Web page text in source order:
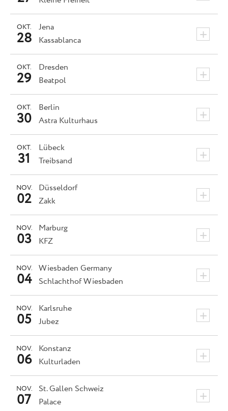
Jena +
OKT.
28 Kassablanca
Dresden +
OKT.
29 Beatpol
Berlin +
OKT.
30 Astra Kulturhaus
Lübeck +
OKT.
31 Treibsand
Düsseldorf +
NOV.
02 Zakk
Marburg +
NOV.
03 KFZ
Wiesbaden Germany +
NOV.
04 Schlachthof Wiesbaden
Karlsruhe +
NOV.
05 Jubez
Konstanz +
NOV.
06 Kulturladen
St. Gallen Schweiz +
NOV.
07 Palace